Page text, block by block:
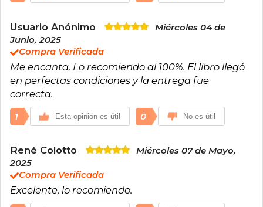
Usuario Anónimo
Miércoles 04 de
Junio, 2025
Compra Verificada
Me encanta. Lo recomiendo al 100%. El libro llegó
en perfectas condiciones y la entrega fue
correcta.
1 Esta opinión es útil 0 No es útil
René Colotto
Miércoles 07 de Mayo,
2025
Compra Verificada
Excelente, lo recomiendo.